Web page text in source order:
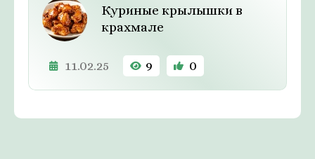
Куриные крылышки в
крахмале
11.02.25 9 0